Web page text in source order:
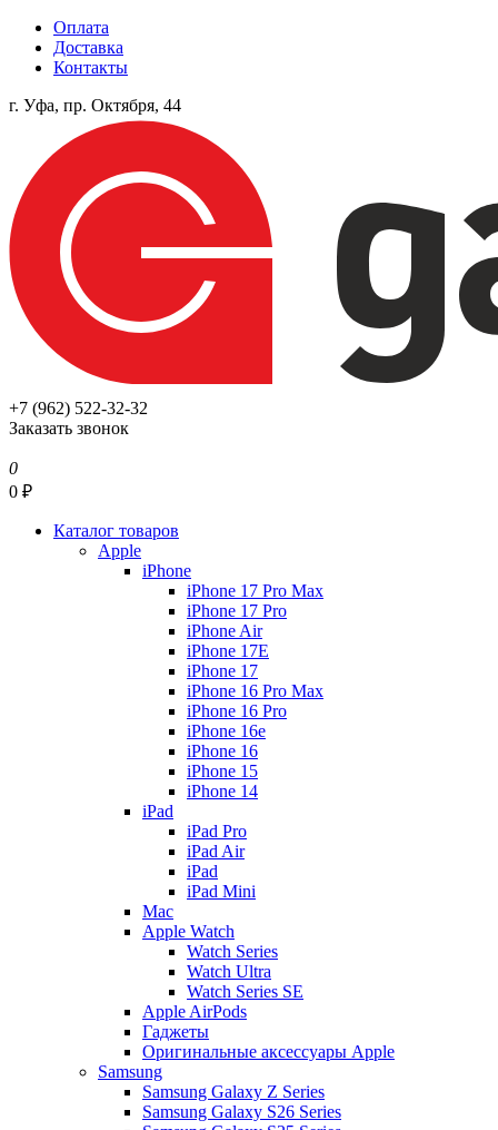
Оплата
Доставка
Контакты
г. Уфа, пр. Октября, 44
+7 (962) 522-32-32
Заказать звонок
0
0 ₽
Каталог товаров
Apple
iPhone
iPhone 17 Pro Max
iPhone 17 Pro
iPhone Air
iPhone 17E
iPhone 17
iPhone 16 Pro Max
iPhone 16 Pro
iPhone 16e
iPhone 16
iPhone 15
iPhone 14
iPad
iPad Pro
iPad Air
iPad
iPad Mini
Mac
Apple Watch
Watch Series
Watch Ultra
Watch Series SE
Apple AirPods
Гаджеты
Оригинальные аксессуары Apple
Samsung
Samsung Galaxy Z Series
Samsung Galaxy S26 Series